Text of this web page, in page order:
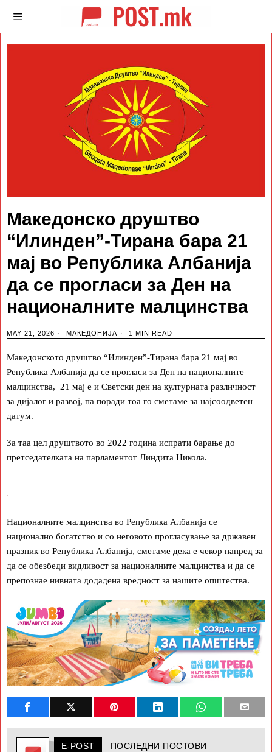
Македонско друштво
“Илинден”-Тирана бара 21
мај во Република Албанија
да се прогласи за Ден на
националните малцинства
MAY 21, 2026 МАКЕДОНИЈА 1 MIN READ
Македонското друштво “Илинден”-Тирана бара 21 мај во
Република Албанија да се прогласи за Ден на националните
малцинства, 21 мај е и Светски ден на културната различност
за дијалог и развој, па поради тоа го сметаме за најсоодветен
датум.
За таа цел друштвото во 2022 година испрати барање до
претседателката на парламентот Линдита Никола.
Националните малцинства во Република Албанија се
национално богатство и со неговото прогласување за државен
празник во Република Албанија, сметаме дека е чекор напред за
да се обезбеди видливост за националните малцинства и да се
препознае нивната додадена вредност за нашите општества.
E-POST ПОСЛЕДНИ ПОСТОВИ